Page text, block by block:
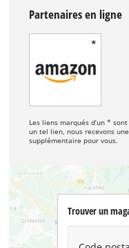
Partenaires en ligne
Les liens marqués d’un *
un tel lien, nous recevons
supplémentaire pour vous.
Trouver un